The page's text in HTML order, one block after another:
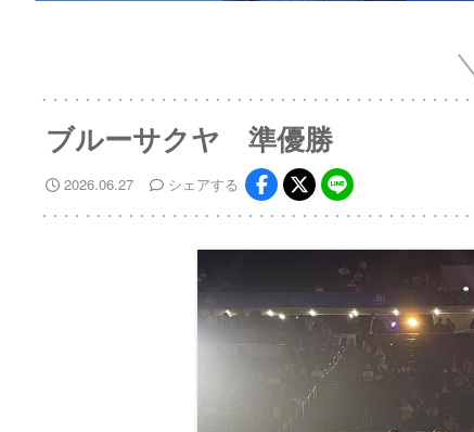
ブルーサクヤ 準優勝
2026.06.27 シェアする